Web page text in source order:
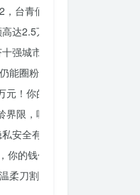
台青们为何如此惊叹？
达2.5万亿！你还在等什么？
强城市大洗牌
能圈粉世界？揭秘其神秘魅力
！你的权益被侵犯了吗？
限，吸引全民观影？
安全有保障了吗？
的钱包准备好了吗？
柔刀割走